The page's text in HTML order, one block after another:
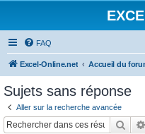
FAQ
Excel-Online.net Accueil du
Sujets sans réponse
Aller sur la recherche avancée